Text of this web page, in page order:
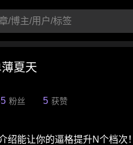
夏天
粉丝 5 获赞
绍能让你的逼格提升N个档次！